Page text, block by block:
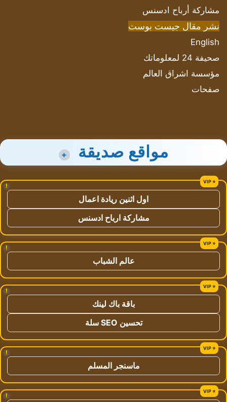
مشاركة أرباح ادسنس
نشر مقال جيست بوست
English
صحيفة 24 لمعلوماتك
مؤسسة اشراق العالم
صفحات
مواقع صديقة +
!
اول اثنين ريادة اعمال
مشاركة ارباح ادسنس
!
عالم الشباب
!
باقة باك لينك
تحسين SEO سلة
!
ماسنجر المسلم
!